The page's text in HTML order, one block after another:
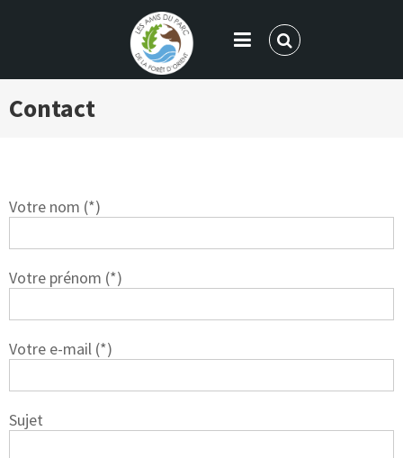
LES AMIS DU PARC DE LA FORÊT
D'ORIENT
Contact
Votre nom (*)
Votre prénom (*)
Votre e-mail (*)
Sujet